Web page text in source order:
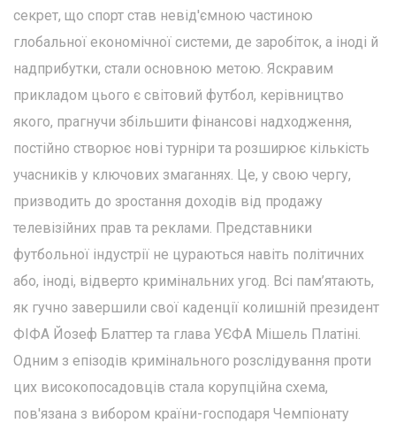
секрет, що спорт став невід'ємною частиною
глобальної економічної системи, де заробіток, а іноді й
надприбутки, стали основною метою. Яскравим
прикладом цього є світовий футбол, керівництво
якого, прагнучи збільшити фінансові надходження,
постійно створює нові турніри та розширює кількість
учасників у ключових змаганнях. Це, у свою чергу,
призводить до зростання доходів від продажу
телевізійних прав та реклами. Представники
футбольної індустрії не цураються навіть політичних
або, іноді, відверто кримінальних угод. Всі пам’ятають,
як гучно завершили свої каденції колишній президент
ФІФА Йозеф Блаттер та глава УЄФА Мішель Платіні.
Одним з епізодів кримінального розслідування проти
цих високопосадовців стала корупційна схема,
пов'язана з вибором країни-господаря Чемпіонату